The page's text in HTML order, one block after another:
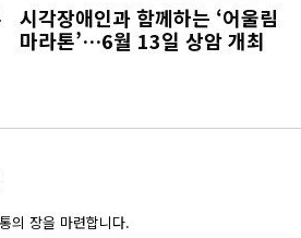
시각장애인과 함께하는 ‘어울림
마라톤’…6월 13일 상암 개최
의 장을 마련합니다.